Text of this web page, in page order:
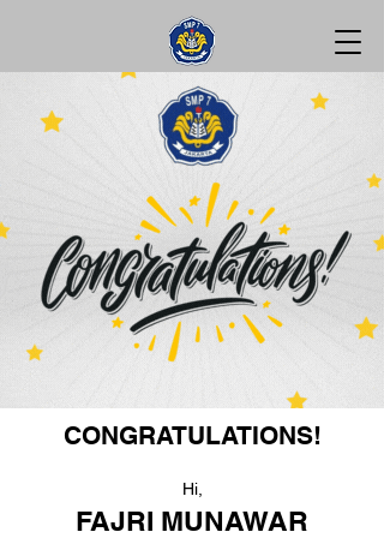
CONGRATULATIONS!
Hi,
FAJRI MUNAWAR